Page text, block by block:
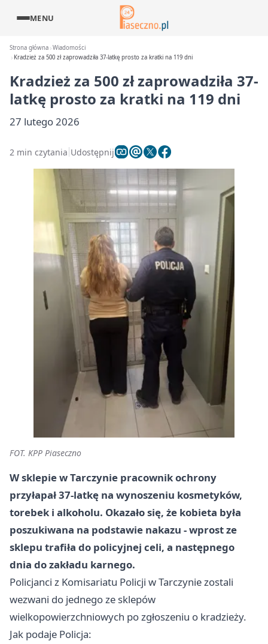
MENU
Strona główna Wiadomości
Kradzież za 500 zł zaprowadziła 37-latkę prosto za kratki na 119 dni
Kradzież za 500 zł zaprowadziła 37-
latkę prosto za kratki na 119 dni
27 lutego 2026
2 min czytania Udostępnij
FOT. KPP Piaseczno
W sklepie w Tarczynie pracownik ochrony
przyłapał 37-latkę na wynoszeniu kosmetyków,
torebek i alkoholu. Okazało się, że kobieta była
poszukiwana na podstawie nakazu - wprost ze
sklepu trafiła do policyjnej celi, a następnego
dnia do zakładu karnego.
Policjanci z Komisariatu Policji w Tarczynie zostali
wezwani do jednego ze sklepów
wielkopowierzchniowych po zgłoszeniu o kradzieży.
Jak podaje Policja: